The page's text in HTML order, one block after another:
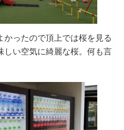
かったので頂上では桜を見る
しい空気に綺麗な桜。何も言